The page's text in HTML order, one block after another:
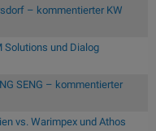
– kommentierter KW
Solutions und Dialog
SENG – kommentierter
vs. Warimpex und Athos